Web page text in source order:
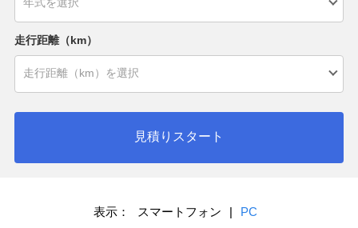
走行距離（km）
見積りスタート
表示： スマートフォン | PC